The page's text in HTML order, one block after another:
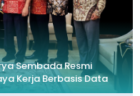
Sembada Resmi
Kerja Berbasis Data